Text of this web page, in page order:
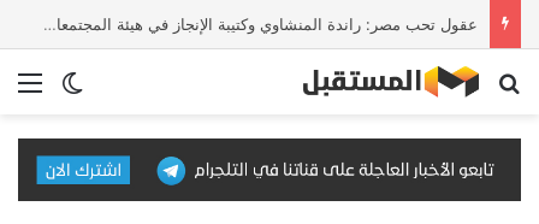
عقول تحب مصر: راندة المنشاوي وكتيبة الإنجاز في هيئة المجتمعات العمرانية
الوضع بحث عن